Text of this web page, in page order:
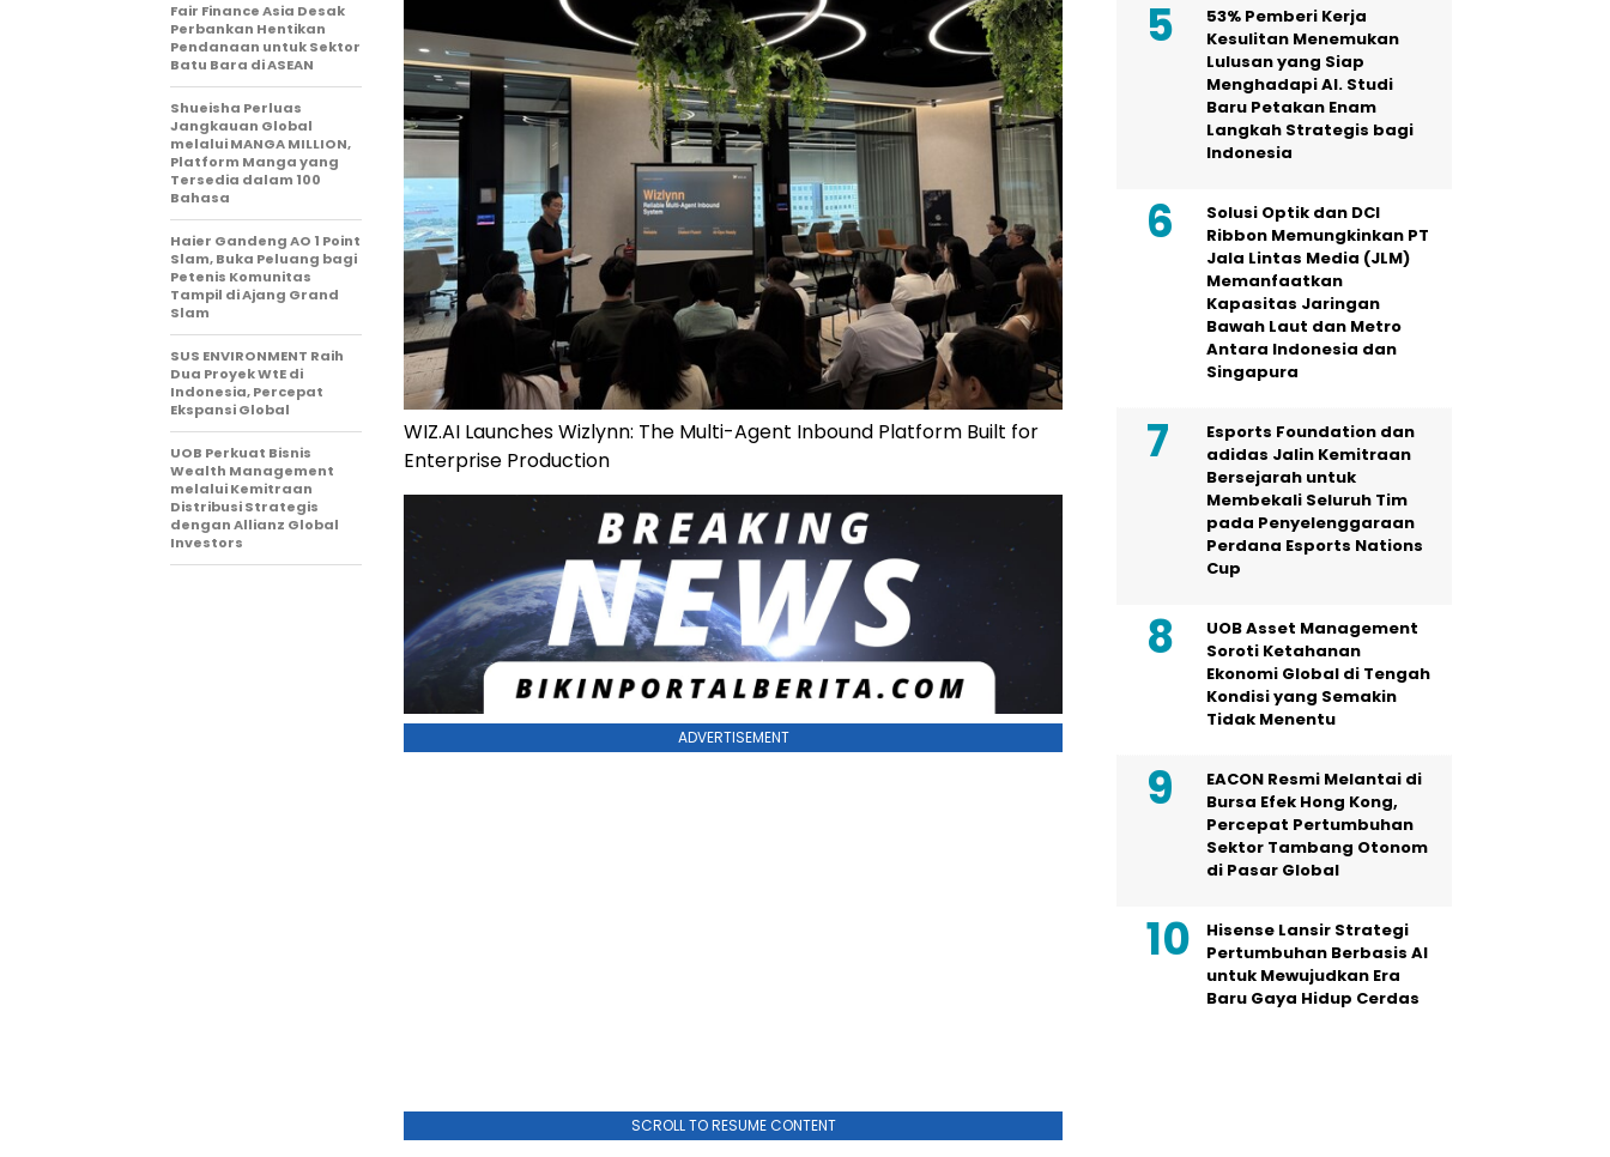
WIZ.AI Launches Wizlynn: The Multi-Agent Inbound Platform Built for
Enterprise Production
ADVERTISEMENT
SCROLL TO RESUME CONTENT
Fair Finance Asia Desak
Perbankan Hentikan
Pendanaan untuk Sektor
Batu Bara di ASEAN
Shueisha Perluas
Jangkauan Global
melalui MANGA MILLION,
Platform Manga yang
Tersedia dalam 100
Bahasa
Haier Gandeng AO 1 Point
Slam, Buka Peluang bagi
Petenis Komunitas
Tampil di Ajang Grand
Slam
SUS ENVIRONMENT Raih
Dua Proyek WtE di
Indonesia, Percepat
Ekspansi Global
UOB Perkuat Bisnis
Wealth Management
melalui Kemitraan
Distribusi Strategis
dengan Allianz Global
Investors
53% Pemberi Kerja
Kesulitan Menemukan
Lulusan yang Siap
Menghadapi AI. Studi
Baru Petakan Enam
Langkah Strategis bagi
Indonesia
Solusi Optik dan DCI
Ribbon Memungkinkan PT
Jala Lintas Media (JLM)
Memanfaatkan
Kapasitas Jaringan
Bawah Laut dan Metro
Antara Indonesia dan
Singapura
Esports Foundation dan
adidas Jalin Kemitraan
Bersejarah untuk
Membekali Seluruh Tim
pada Penyelenggaraan
Perdana Esports Nations
Cup
UOB Asset Management
Soroti Ketahanan
Ekonomi Global di Tengah
Kondisi yang Semakin
Tidak Menentu
EACON Resmi Melantai di
Bursa Efek Hong Kong,
Percepat Pertumbuhan
Sektor Tambang Otonom
di Pasar Global
Hisense Lansir Strategi
Pertumbuhan Berbasis AI
untuk Mewujudkan Era
Baru Gaya Hidup Cerdas